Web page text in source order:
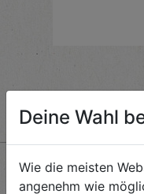
Deine Wahl
Wie die meisten
angenehm wie